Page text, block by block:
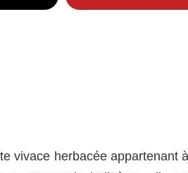
vivace herbacée appartenant